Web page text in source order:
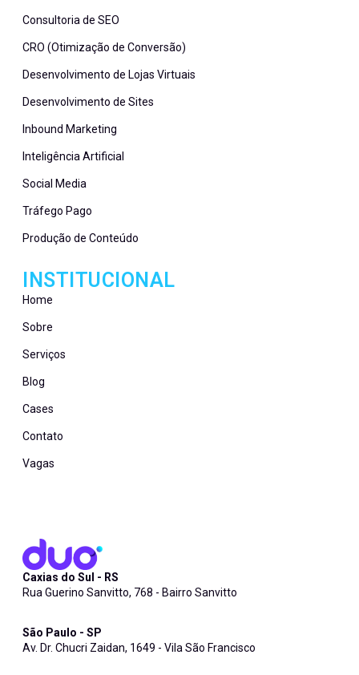
Caxias do Sul - RS
Rua Guerino Sanvitto, 768 - Bairro Sanvitto
São Paulo - SP
Av. Dr. Chucri Zaidan, 1649 - Vila São Francisco
Consultoria de SEO
CRO (Otimização de Conversão)
Desenvolvimento de Lojas Virtuais
Desenvolvimento de Sites
Inbound Marketing
Inteligência Artificial
Social Media
Tráfego Pago
Produção de Conteúdo
INSTITUCIONAL
Home
Sobre
Serviços
Blog
Cases
Contato
Vagas